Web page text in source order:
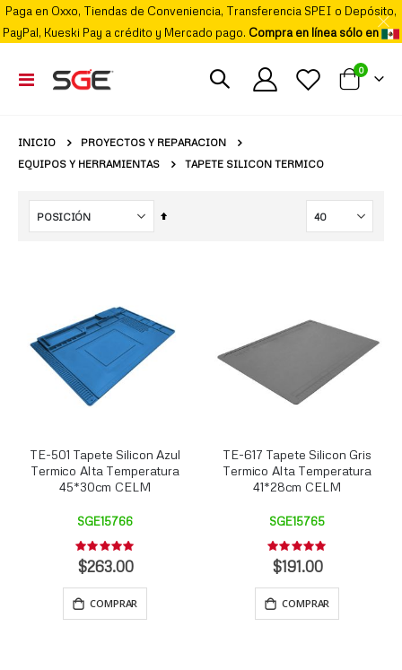
Paga en Oxxo, Tiendas de Conveniencia, Transferencia SPEI o Depósito,
PayPal, Kueski Pay a crédito y Mercado pago. Compra en línea sólo en
Cambiar
Nav
Mi carrito
0
INICIO
PROYECTOS Y REPARACION
EQUIPOS Y HERRAMIENTAS
TAPETE SILICON TERMICO
Fijar
TE-501 Tapete Silicon Azul
Termico Alta Temperatura
45*30cm CELM
SGE15766
Rating:
0%
$263.00
COMPRAR
TE-617 Tapete Silicon Gris
Termico Alta Temperatura
41*28cm CELM
SGE15765
Rating:
0%
$191.00
COMPRAR